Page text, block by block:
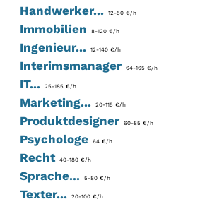
Handwerker...12-50 €/h
Immobilien 8-120 €/h
Ingenieur...12-140 €/h
Interimsmanager 64-165 €/h
IT...25-185 €/h
Marketing...20-115 €/h
Produktdesigner 60-85 €/h
Psychologe64 €/h
Recht40-180 €/h
Sprache...5-80 €/h
Texter...20-100 €/h